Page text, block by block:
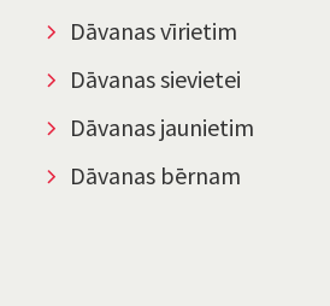
Dāvanas vīrietim
Dāvanas sievietei
Dāvanas jaunietim
Dāvanas bērnam